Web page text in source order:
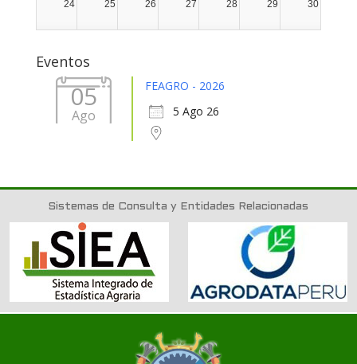
24 25 26 27 28 29 30
Eventos
05
Ago
FEAGRO - 2026
5 Ago 26
Sistemas de Consulta y Entidades Relacionadas